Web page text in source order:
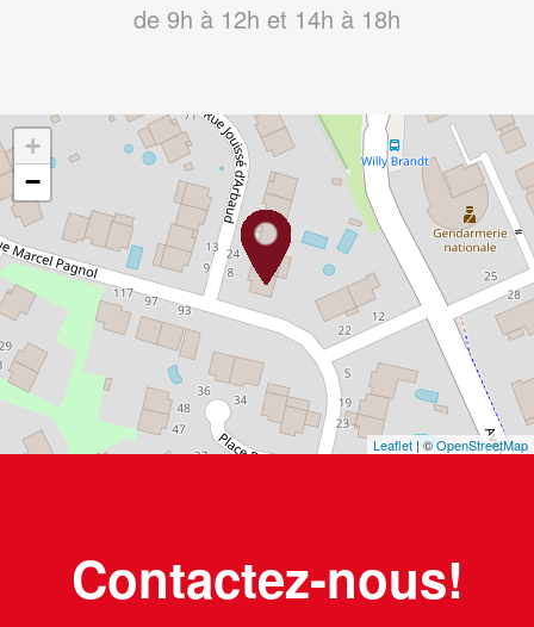
de 9h à 12h et 14h à 18h
+
−
Leaflet| ©OpenStreetMap
Contactez-nous!